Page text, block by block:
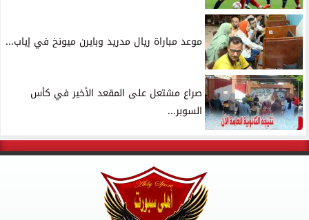
موعد مباراة ريال مدريد وبايرن ميونخ في إياب...
صراع مشتعل على المقعد الأخير في كأس
السوبر...